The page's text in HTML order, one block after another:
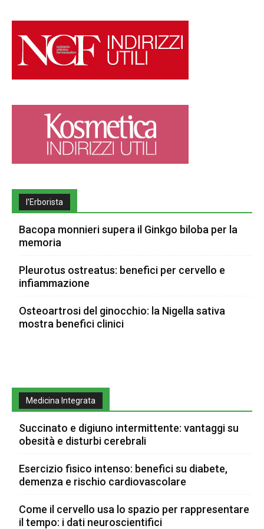
l’Erborista
Bacopa monnieri supera il Ginkgo biloba per la
memoria
Pleurotus ostreatus: benefici per cervello e
infiammazione
Osteoartrosi del ginocchio: la Nigella sativa
mostra benefici clinici
Medicina Integrata
Succinato e digiuno intermittente: vantaggi su
obesità e disturbi cerebrali
Esercizio fisico intenso: benefici su diabete,
demenza e rischio cardiovascolare
Come il cervello usa lo spazio per rappresentare
il tempo: i dati neuroscientifici